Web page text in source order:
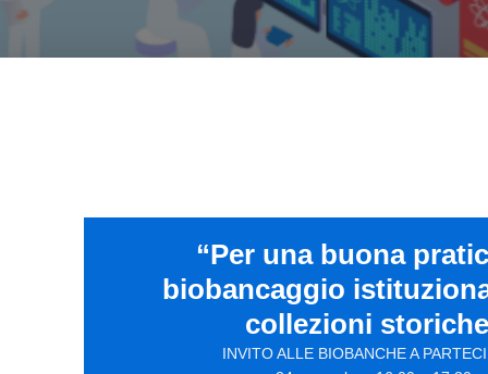
“Per una buona
biobancaggio
collezioni
INVITO ALLE BIOBANCHE A